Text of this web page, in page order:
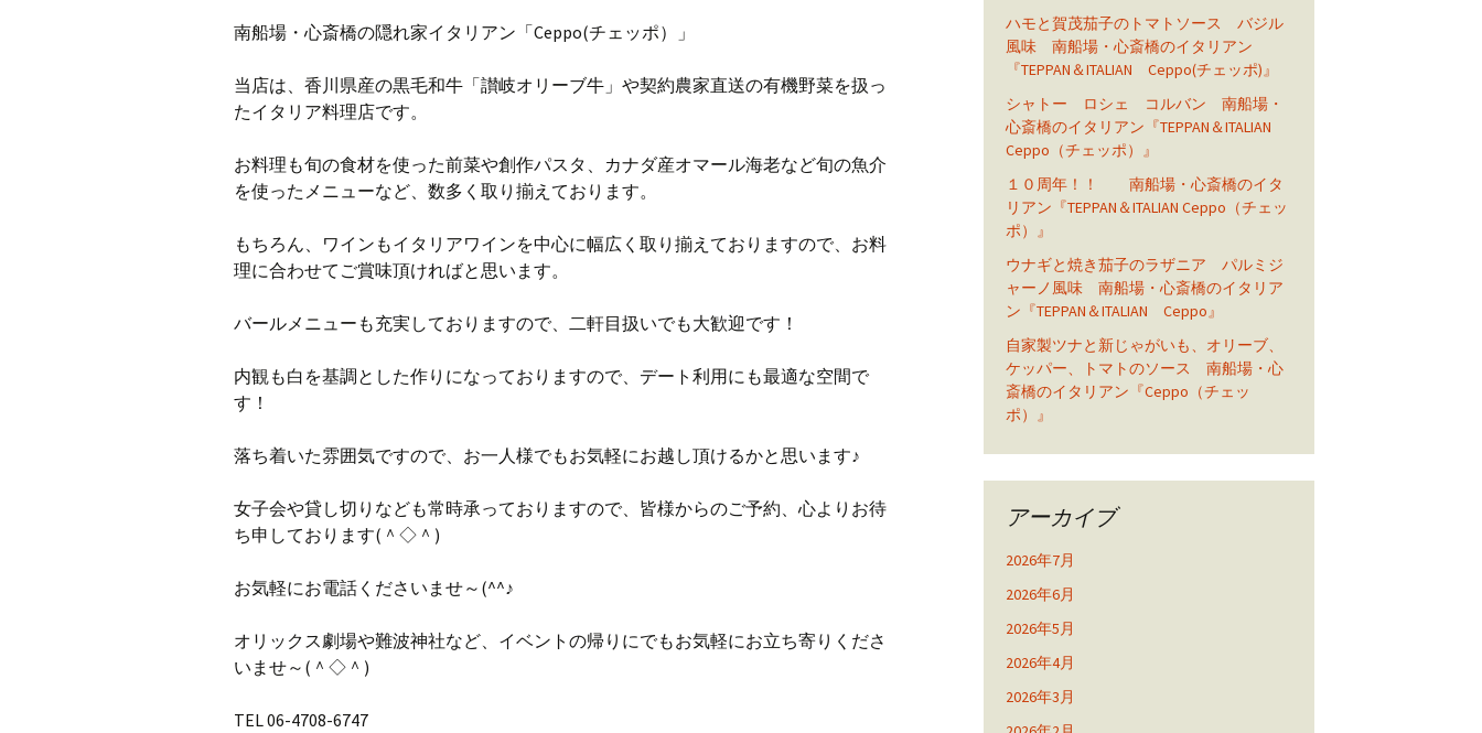
南船場・心斎橋の隠れ家イタリアン「Ceppo(チェッポ）」
当店は、香川県産の黒毛和牛「讃岐オリーブ牛」や契約農家直送の有機野菜を扱っ
たイタリア料理店です。
お料理も旬の食材を使った前菜や創作パスタ、カナダ産オマール海老など旬の魚介
を使ったメニューなど、数多く取り揃えております。
もちろん、ワインもイタリアワインを中心に幅広く取り揃えておりますので、お料
理に合わせてご賞味頂ければと思います。
バールメニューも充実しておりますので、二軒目扱いでも大歓迎です！
内観も白を基調とした作りになっておりますので、デート利用にも最適な空間で
す！
落ち着いた雰囲気ですので、お一人様でもお気軽にお越し頂けるかと思います♪
女子会や貸し切りなども常時承っておりますので、皆様からのご予約、心よりお待
ち申しております(＾◇＾)
お気軽にお電話くださいませ～(^^♪
オリックス劇場や難波神社など、イベントの帰りにでもお気軽にお立ち寄りくださ
いませ～(＾◇＾)
TEL 06-4708-6747
ハモと賀茂茄子のトマトソース バジル
風味 南船場・心斎橋のイタリアン
『TEPPAN＆ITALIAN Ceppo(チェッポ)』
シャトー ロシェ コルバン 南船場・
心斎橋のイタリアン『TEPPAN＆ITALIAN
Ceppo（チェッポ）』
１０周年！！ 南船場・心斎橋のイタ
リアン『TEPPAN＆ITALIAN Ceppo（チェッ
ポ）』
ウナギと焼き茄子のラザニア パルミジ
ャーノ風味 南船場・心斎橋のイタリア
ン『TEPPAN＆ITALIAN Ceppo』
自家製ツナと新じゃがいも、オリーブ、
ケッパー、トマトのソース 南船場・心
斎橋のイタリアン『Ceppo（チェッ
ポ）』
アーカイブ
2026年7月
2026年6月
2026年5月
2026年4月
2026年3月